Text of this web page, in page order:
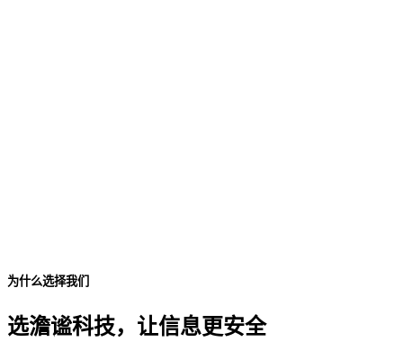
为什么选择我们
选澹谧科技，让信息更安全